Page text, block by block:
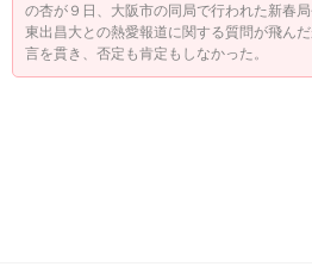
の杏が９日、大阪市の同局で行われた新春
東出昌大との熱愛報道に関する質問が飛ん
言を貫き、否定も肯定もしなかった。